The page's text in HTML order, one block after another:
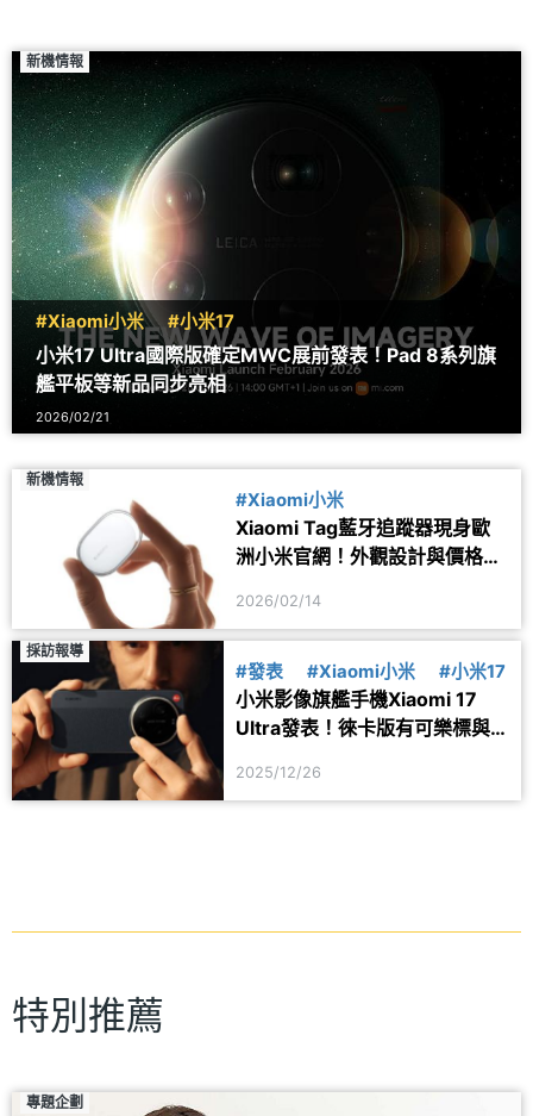
新機情報
#Xiaomi小米 #小米17
小米17 Ultra國際版確定MWC展前發表！Pad 8系列旗
艦平板等新品同步亮相
2026/02/21
新機情報
#Xiaomi小米
Xiaomi Tag藍牙追蹤器現身歐
洲小米官網！外觀設計與價格曝
2026/02/14
採訪報導
#發表 #Xiaomi小米 #小米17
小米影像旗艦手機Xiaomi 17
Ultra發表！徠卡版有可樂標與
2025/12/26
特別推薦
專題企劃